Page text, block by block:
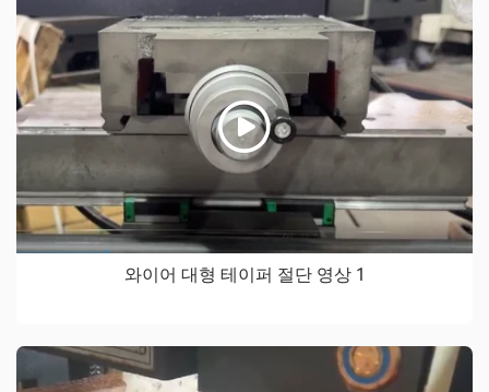
와이어 대형 테이퍼 절단 영상 1